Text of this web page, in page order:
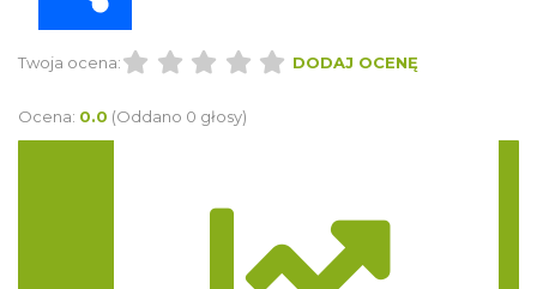
Twoja ocena: DODAJ OCENĘ
Ocena: 0.0 (Oddano 0 głosy)